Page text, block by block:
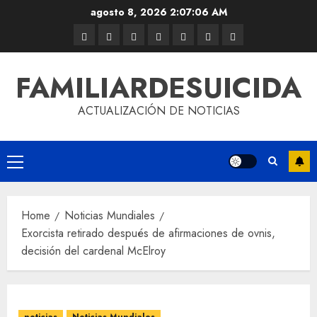
agosto 8, 20262:07:07 AM
FAMILIARDESUICIDA
ACTUALIZACIÓN DE NOTICIAS
Home
Noticias Mundiales
Exorcista retirado después de afirmaciones de ovnis,
decisión del cardenal McElroy